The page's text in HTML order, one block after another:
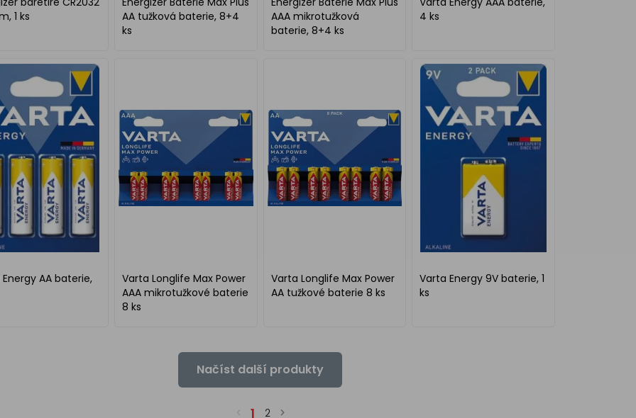
1 ks
AA tužková baterie, 8+4
ks
AAA mikrotužková
baterie, 8+4 ks
4 ks
AA baterie,
Varta Longlife Max Power
AAA mikrotužkové baterie
8 ks
Varta Longlife Max Power
AA tužkové baterie 8 ks
Varta Energy 9V baterie, 1
ks
Načíst další produkty
1 2